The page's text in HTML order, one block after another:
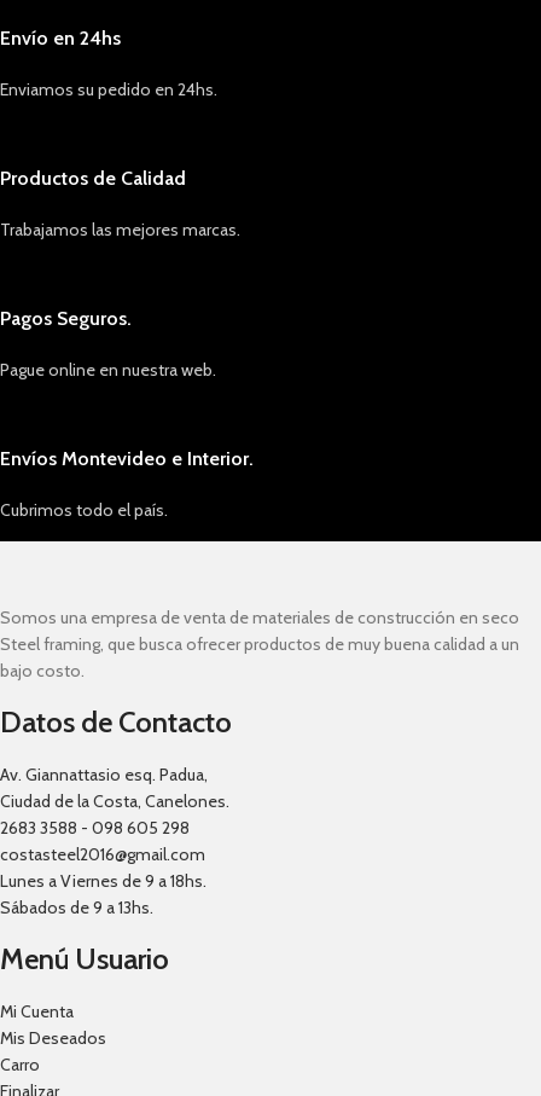
Envío en 24hs
Enviamos su pedido en 24hs.
Productos de Calidad
Trabajamos las mejores marcas.
Pagos Seguros.
Pague online en nuestra web.
Envíos Montevideo e Interior.
Cubrimos todo el país.
Somos una empresa de venta de materiales de construcción en seco
Steel framing, que busca ofrecer productos de muy buena calidad a un
bajo costo.
Datos de Contacto
Av. Giannattasio esq. Padua,
Ciudad de la Costa, Canelones.
2683 3588 - 098 605 298
costasteel2016@gmail.com
Lunes a Viernes de 9 a 18hs.
Sábados de 9 a 13hs.
Menú Usuario
Mi Cuenta
Mis Deseados
Carro
Finalizar